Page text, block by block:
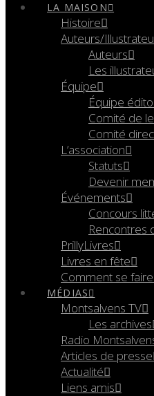
LA MAISON
Histoire
Auteurs/
Auteurs
Les
Équipe
Équipe
Comité de
Comité
L’association
Statuts
Devenir
Événements
Concours
Rencontres
PrillyLivres
Livres en fête
Comment se
MÉDIAS
Montsalvens TV
Les archives
Radio
Articles de presse
Actualité
Liens amis